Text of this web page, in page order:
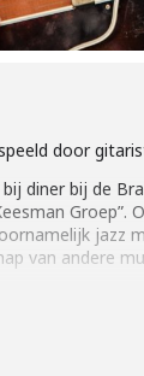
door
diner bij de
jazz
van andere